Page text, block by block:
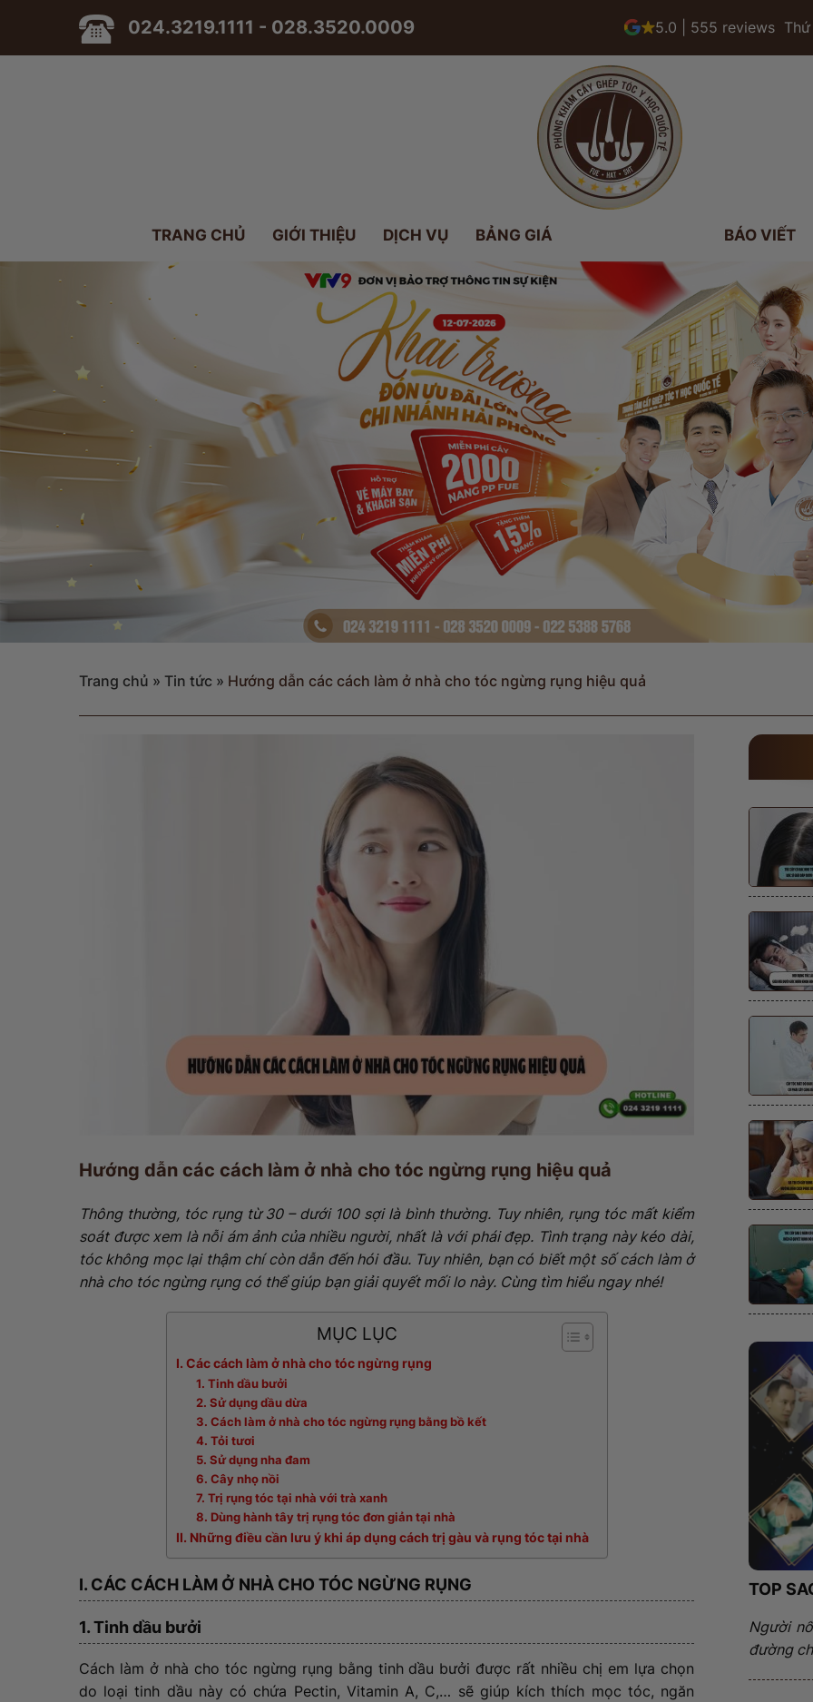
024.3219.1111 - 028.3520.0009 5.0 | 555 reviews
TRANG CHỦ GIỚI THIỆU DỊCH VỤ BẢNG GIÁ BÁO VIẾT
Trang chủ » Tin tức » Hướng dẫn các cách làm ở nhà cho tóc ngừng rụng hiệu quả
Hướng dẫn các cách làm ở nhà cho tóc ngừng rụng hiệu quả
Thông thường, tóc rụng từ 30 – dưới 100 sợi là bình thường. Tuy nhiên, rụng tóc mất kiểm
soát được xem là nỗi ám ảnh của nhiều người, nhất là với phái đẹp. Tình trạng này kéo dài,
tóc không mọc lại thậm chí còn dẫn đến hói đầu. Tuy nhiên, bạn có biết một số cách làm ở
nhà cho tóc ngừng rụng có thể giúp bạn giải quyết mối lo này. Cùng tìm hiểu ngay nhé!
MỤC LỤC
I. Các cách làm ở nhà cho tóc ngừng rụng
1. Tinh dầu bưởi
2. Sử dụng dầu dừa
3. Cách làm ở nhà cho tóc ngừng rụng bằng bồ kết
4. Tỏi tươi
5. Sử dụng nha đam
6. Cây nhọ nồi
7. Trị rụng tóc tại nhà với trà xanh
8. Dùng hành tây trị rụng tóc đơn giản tại nhà
II. Những điều cần lưu ý khi áp dụng cách trị gàu và rụng tóc tại nhà
I. CÁC CÁCH LÀM Ở NHÀ CHO TÓC NGỪNG RỤNG
1. Tinh dầu bưởi
Cách làm ở nhà cho tóc ngừng rụng bằng tinh dầu bưởi được rất nhiều chị em lựa chọn
do loại tinh dầu này có chứa Pectin, Vitamin A, C,… sẽ giúp kích thích mọc tóc, ngăn
TOP
Người
đường